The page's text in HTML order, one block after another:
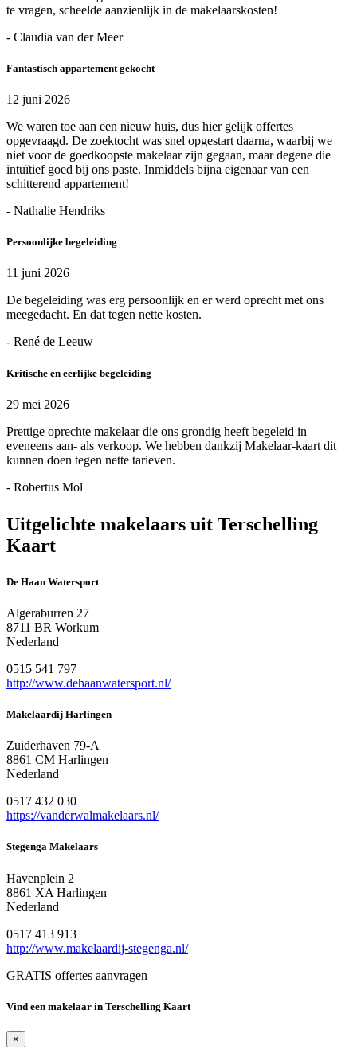
te vragen, scheelde aanzienlijk in de makelaarskosten!
- Claudia van der Meer
Fantastisch appartement gekocht
12 juni 2026
We waren toe aan een nieuw huis, dus hier gelijk offertes
opgevraagd. De zoektocht was snel opgestart daarna, waarbij we
niet voor de goedkoopste makelaar zijn gegaan, maar degene die
intuïtief goed bij ons paste. Inmiddels bijna eigenaar van een
schitterend appartement!
- Nathalie Hendriks
Persoonlijke begeleiding
11 juni 2026
De begeleiding was erg persoonlijk en er werd oprecht met ons
meegedacht. En dat tegen nette kosten.
- René de Leeuw
Kritische en eerlijke begeleiding
29 mei 2026
Prettige oprechte makelaar die ons grondig heeft begeleid in
eveneens aan- als verkoop. We hebben dankzij Makelaar-kaart dit
kunnen doen tegen nette tarieven.
- Robertus Mol
Uitgelichte makelaars uit Terschelling
Kaart
De Haan Watersport
Algeraburren 27
8711 BR Workum
Nederland
0515 541 797
http://www.dehaanwatersport.nl/
Makelaardij Harlingen
Zuiderhaven 79-A
8861 CM Harlingen
Nederland
0517 432 030
https://vanderwalmakelaars.nl/
Stegenga Makelaars
Havenplein 2
8861 XA Harlingen
Nederland
0517 413 913
http://www.makelaardij-stegenga.nl/
GRATIS offertes aanvragen
Vind een makelaar in Terschelling Kaart
×